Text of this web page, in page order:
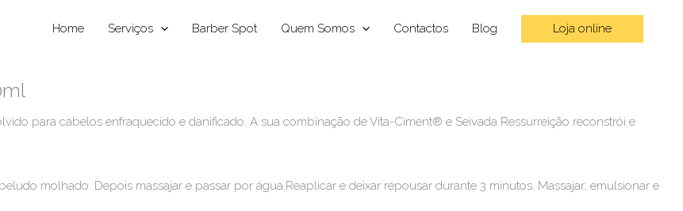
Home Serviços Barber Spot Quem Somos Contactos Blog Loja online
para cabelos enfraquecido e danificado. A sua combinação de Vita-Ciment® e Seivada Ressurreição reconstrói e
molhado. Depois massajar e passar por água.Reaplicar e deixar repousar durante 3 minutos. Massajar; emulsionar e